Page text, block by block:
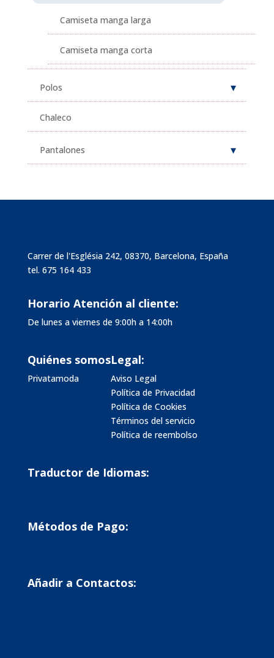
Camiseta manga larga
Camiseta manga corta
Polos
Chaleco
Pantalones
Carrer de l'Església 242, 08370, Barcelona, España
tel. 675 164 433
Horario Atención al cliente:
De lunes a viernes de 9:00h a 14:00h
Quiénes somos
Privatamoda
Legal:
Aviso Legal
Política de Privacidad
Política de Cookies
Términos del servicio
Política de reembolso
Traductor de Idiomas:
Métodos de Pago:
Añadir a Contactos: